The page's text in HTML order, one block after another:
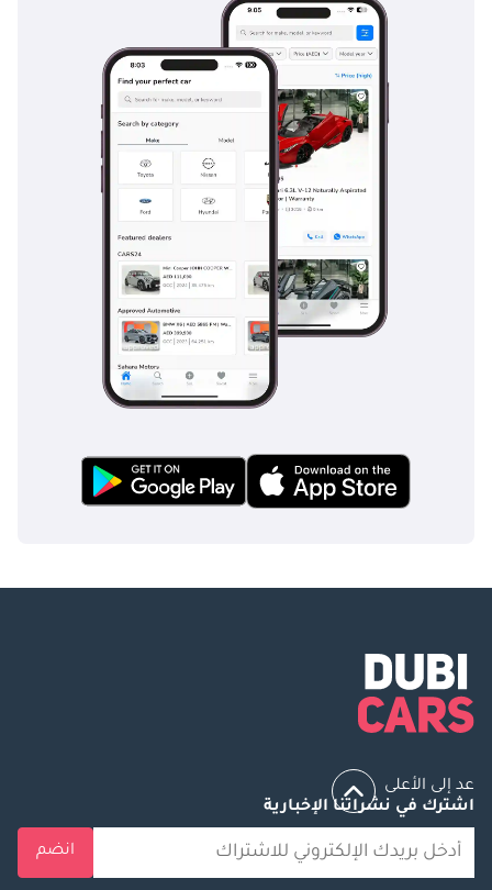
عد إلى الأعلى
اشترك في نشراتنا الإخبارية
انضم